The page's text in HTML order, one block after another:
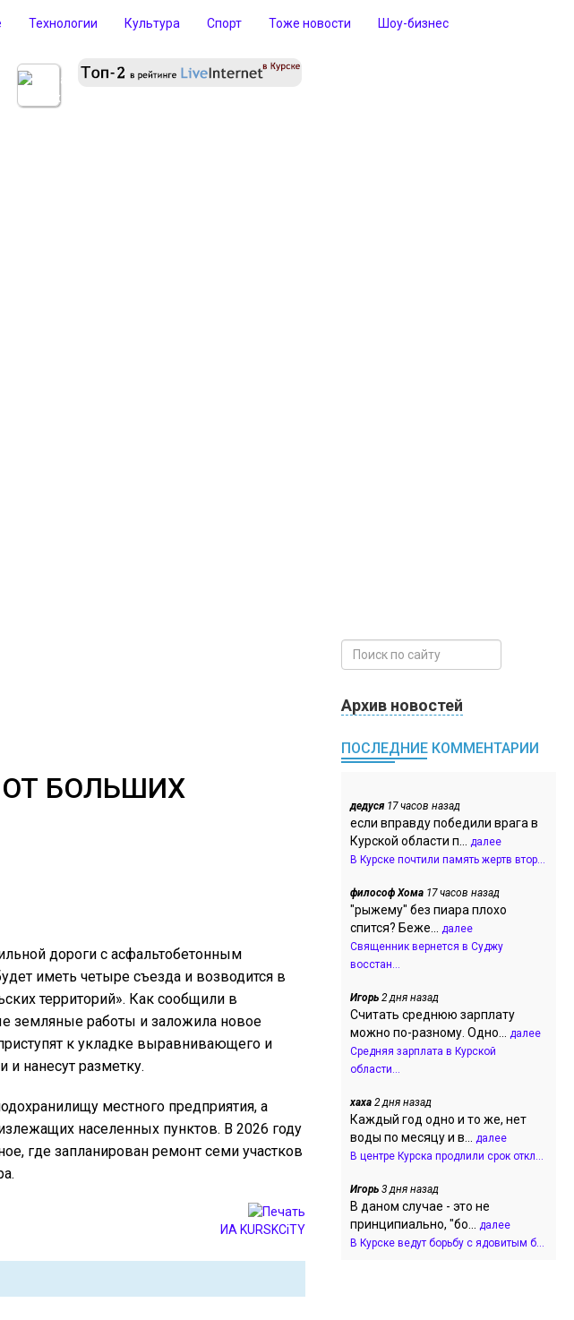
Технологии Культура Спорт Тоже новости Шоу-бизнес
БОЛЬШИХ
дороги с асфальтобетонным
иметь четыре съезда и возводится в
территорий». Как сообщили в
земляные работы и заложила новое
к укладке выравнивающего и
и нанесут разметку.
местного предприятия, а
населенных пунктов. В 2026 году
где запланирован ремонт семи участков
ИА KURSKCiTY
Архив новостей
ПОСЛЕДНИЕ КОММЕНТАРИИ
дедуся17 часов назад
если вправду победили врага в
Курской области п... далее
В Курске почтили память жертв втор...
философ Хома 17 часов назад
"рыжему" без пиара плохо
спится? Беже... далее
Священник вернется в Суджу
восстан...
Игорь 2 дня назад
Считать среднюю зарплату
можно по-разному. Одно... далее
Средняя зарплата в Курской
области...
хаха 2 дня назад
Каждый год одно и то же, нет
воды по месяцу и в... далее
В центре Курска продлили срок откл...
Игорь 3 дня назад
В даном случае - это не
принципиально, "бо... далее
В Курске ведут борьбу с ядовитым б...